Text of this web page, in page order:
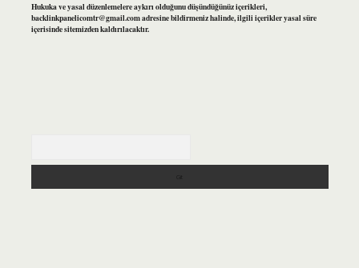
Hukuka ve yasal düzenlemelere aykırı olduğunu düşündüğünüz içerikleri,
backlinkpanelicomtr@gmail.comadresine bildirmeniz halinde, ilgili içerikler yasal süre
içerisinde sitemizden kaldırılacaktır.